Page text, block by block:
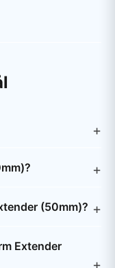
(50mm)?
Extender